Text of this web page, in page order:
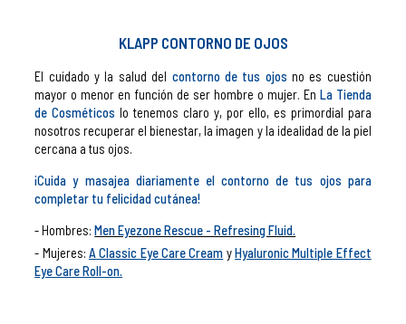
KLAPP CONTORNO DE OJOS
El cuidado y la salud del contorno de tus ojos no es cuestión
mayor o menor en función de ser hombre o mujer. En La Tienda
de Cosméticos lo tenemos claro y, por ello, es primordial para
nosotros recuperar el bienestar, la imagen y la idealidad de la piel
cercana a tus ojos.
¡Cuida y masajea diariamente el contorno de tus ojos para
completar tu felicidad cutánea!
Hombres:Men Eyezone Rescue - Refresing Fluid.
Mujeres: A Classic Eye Care Cream yHyaluronic Multiple Effect
Eye Care Roll-on.